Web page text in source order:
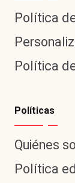
Política
Política
Políticas
Quiénes
Política